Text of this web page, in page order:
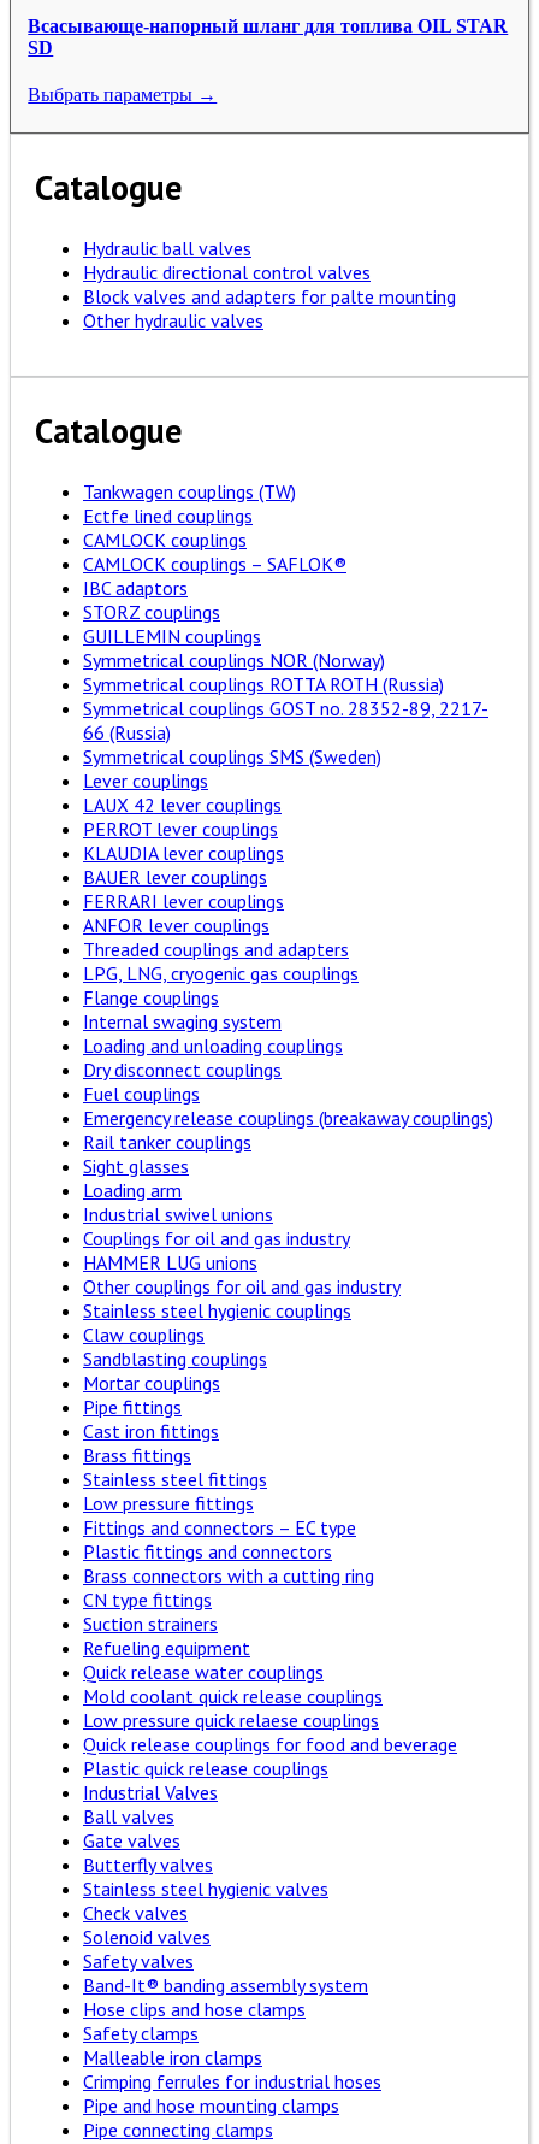
Всасывающе-напорный шланг для топлива OIL STAR
SD
Выбрать параметры →
Catalogue
Hydraulic ball valves
Hydraulic directional control valves
Block valves and adapters for palte mounting
Other hydraulic valves
Catalogue
Tankwagen couplings (TW)
Ectfe lined couplings
CAMLOCK couplings
CAMLOCK couplings – SAFLOK®
IBC adaptors
STORZ couplings
GUILLEMIN couplings
Symmetrical couplings NOR (Norway)
Symmetrical couplings ROTTA ROTH (Russia)
Symmetrical couplings GOST no. 28352-89, 2217-
66 (Russia)
Symmetrical couplings SMS (Sweden)
Lever couplings
LAUX 42 lever couplings
PERROT lever couplings
KLAUDIA lever couplings
BAUER lever couplings
FERRARI lever couplings
ANFOR lever couplings
Threaded couplings and adapters
LPG, LNG, cryogenic gas couplings
Flange couplings
Internal swaging system
Loading and unloading couplings
Dry disconnect couplings
Fuel couplings
Emergency release couplings (breakaway couplings)
Rail tanker couplings
Sight glasses
Loading arm
Industrial swivel unions
Couplings for oil and gas industry
HAMMER LUG unions
Other couplings for oil and gas industry
Stainless steel hygienic couplings
Claw couplings
Sandblasting couplings
Mortar couplings
Pipe fittings
Cast iron fittings
Brass fittings
Stainless steel fittings
Low pressure fittings
Fittings and connectors – EC type
Plastic fittings and connectors
Brass connectors with a cutting ring
CN type fittings
Suction strainers
Refueling equipment
Quick release water couplings
Mold coolant quick release couplings
Low pressure quick relaese couplings
Quick release couplings for food and beverage
Plastic quick release couplings
Industrial Valves
Ball valves
Gate valves
Butterfly valves
Stainless steel hygienic valves
Check valves
Solenoid valves
Safety valves
Band-It® banding assembly system
Hose clips and hose clamps
Safety clamps
Malleable iron clamps
Crimping ferrules for industrial hoses
Pipe and hose mounting clamps
Pipe connecting clamps